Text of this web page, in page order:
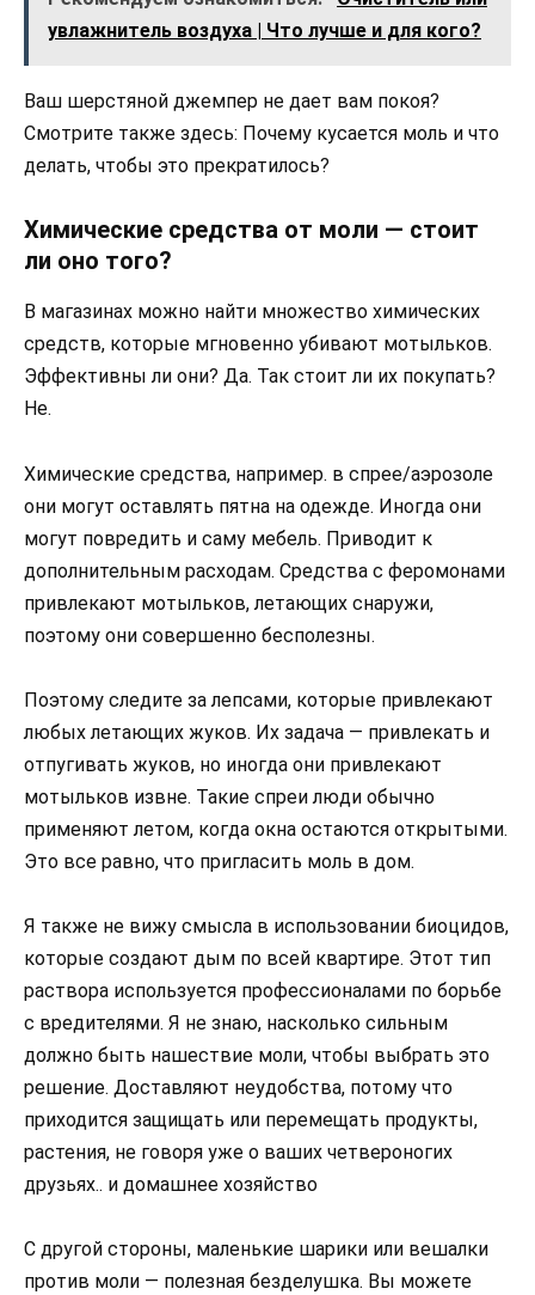
увлажнитель воздуха | Что лучше и для кого?
Ваш шерстяной джемпер не дает вам покоя?
Смотрите также здесь: Почему кусается моль и что
делать, чтобы это прекратилось?
Химические средства от моли — стоит
ли оно того?
В магазинах можно найти множество химических
средств, которые мгновенно убивают мотыльков.
Эффективны ли они? Да. Так стоит ли их покупать?
Не.
Химические средства, например. в спрее/аэрозоле
они могут оставлять пятна на одежде. Иногда они
могут повредить и саму мебель. Приводит к
дополнительным расходам. Средства с феромонами
привлекают мотыльков, летающих снаружи,
поэтому они совершенно бесполезны.
Поэтому следите за лепсами, которые привлекают
любых летающих жуков. Их задача — привлекать и
отпугивать жуков, но иногда они привлекают
мотыльков извне. Такие спреи люди обычно
применяют летом, когда окна остаются открытыми.
Это все равно, что пригласить моль в дом.
Я также не вижу смысла в использовании биоцидов,
которые создают дым по всей квартире. Этот тип
раствора используется профессионалами по борьбе
с вредителями. Я не знаю, насколько сильным
должно быть нашествие моли, чтобы выбрать это
решение. Доставляют неудобства, потому что
приходится защищать или перемещать продукты,
растения, не говоря уже о ваших четвероногих
друзьях.. и домашнее хозяйство
С другой стороны, маленькие шарики или вешалки
против моли — полезная безделушка. Вы можете